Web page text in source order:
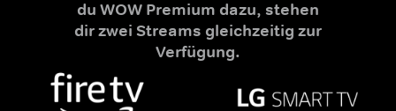
du WOW Premium dazu, stehen
dir zwei Streams gleichzeitig zur
Verfügung.